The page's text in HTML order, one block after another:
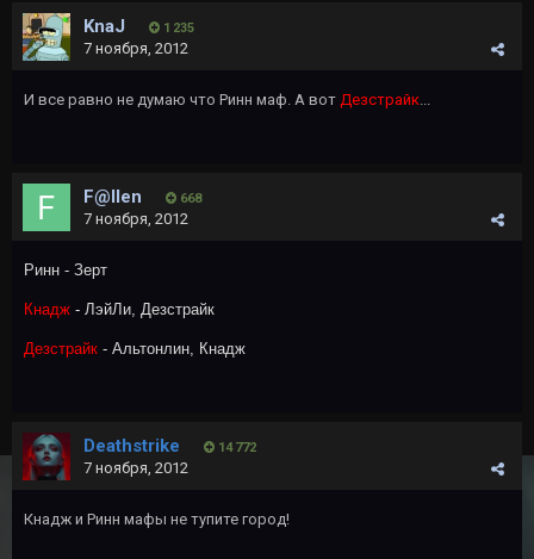
KnaJ 1 235
7 ноября, 2012
И все равно не думаю что Ринн маф. А вот Дезстрайк...
F@llen 668
7 ноября, 2012
Ринн - Зерт
Кнадж - ЛэйЛи, Дезстрайк
Дезстрайк - Альтонлин, Кнадж
Deathstrike 14 772
7 ноября, 2012
Кнадж и Ринн мафы не тупите город!